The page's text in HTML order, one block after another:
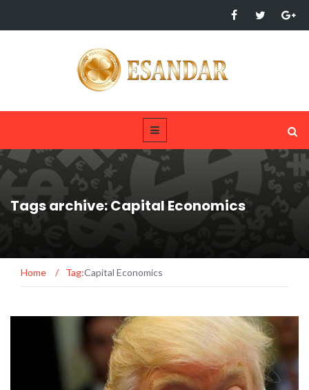
Tags archive: Capital Economics
Home / Tag:Capital Economics